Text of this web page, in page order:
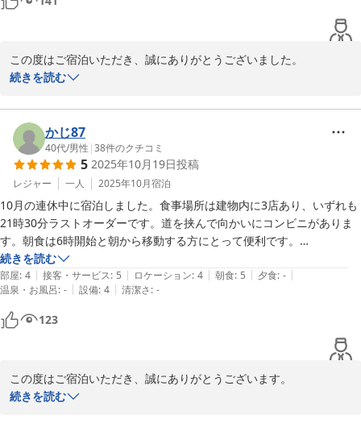
ＨＯＴＥＬ ＡＺ 熊本大津店
この度はご宿泊いただき、誠にありがとうございました。
ただき、大変嬉しく思っております。お客様に快適にお過ごしいた
だけるよう、スタッフ一同努めておりますので、その努力が伝わっ
たことに感謝いたします。
来年の南阿蘇でのレースの際にも、ぜひお越しください。再びお客
様にお会いできることを心より楽しみにしております。
今後ともどうぞよろしくお願いいたします。
HOTELAZ熊本大津店　フロント
ＨＯＴＥＬ ＡＺ 熊本大津店
2025-12-26
続きを読む
かじ87
40代/男性 |38件のクチコミ
5 2025年10月19日投稿
レジャー 一人 2025年10月宿泊
10月の連休中に宿泊しました。食事場所は建物内に3店あり、いずれも
21時30分ラストオーダーです。道を挟んで向かいにコンビニがありま
す。朝食は6時開始と朝から移動する方にとって便利です。
なお、チェックイン時にフロントから朝食会場の混雑時間をお知らせい
ただいたり、鍵以外に電源用？の鍵棒を渡され、細かいサービスがあり
ました。
値段も含め満足しました。
続きを読む
部屋: 4 | 接客・サービス: 5 | ロケーション: 4 | 朝食: 5 | 夕食: - |
温泉・お風呂: - | 設備: 4 | 清潔さ: -
123
この度はご宿泊いただき、誠にありがとうございます。
続きを読む